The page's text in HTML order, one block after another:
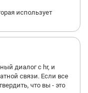
использует
диалог с hr, и
связи. Если все
что вы - это